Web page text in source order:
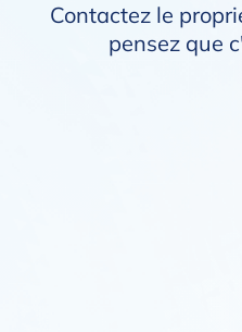
Contactez le
pensez que